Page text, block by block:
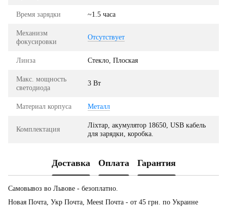
Время зарядки ~1.5 часа
Механизм
фокусировки
Отсутствует
Линза Стекло, Плоская
Макс. мощность
светодиода
3 Вт
Материал корпуса Металл
Комплектация
Ліхтар, акумулятор 18650, USB кабель
для зарядки, коробка.
Доставка Оплата Гарантия
Самовывоз во Львове - безоплатно.
Новая Почта, Укр Почта, Meest Почта - от 45 грн. по Украине